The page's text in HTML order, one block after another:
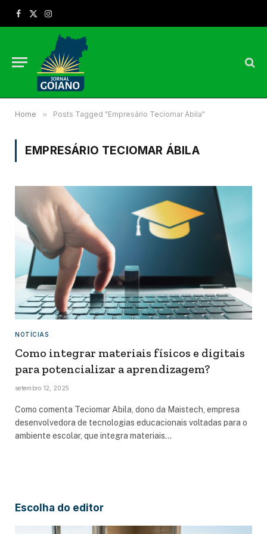
Facebook
X
Instagram
Home » Posts Tagged "Empresário Teciomar Ábila"
EMPRESÁRIO TECIOMAR ÁBILA
NOTÍCIAS
Como integrar materiais físicos e digitais
para potencializar a aprendizagem?
setembro 12, 2025
Como comenta Teciomar Abila, dono da Maistech, empresa
desenvolvedora de tecnologias educacionais voltadas para o
ambiente escolar, que integra materiais…
Escolha do editor